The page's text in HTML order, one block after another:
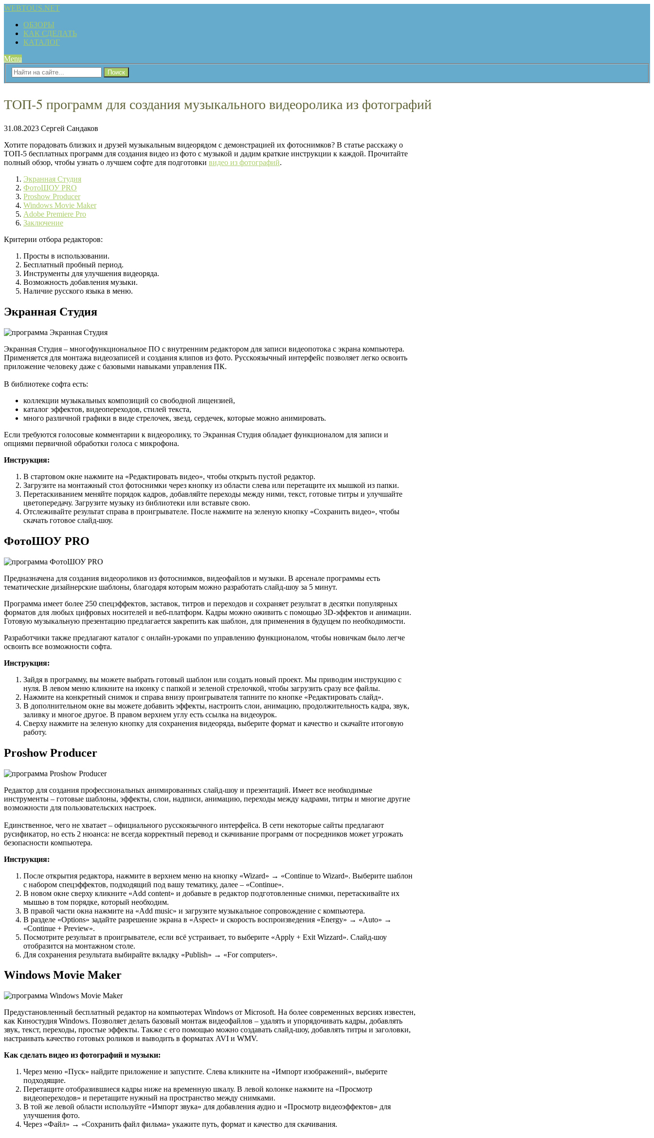
WEBTOUS.NET
ОБЗОРЫ
КАК СДЕЛАТЬ
КАТАЛОГ
Menu
ТОП-5 программ для создания музыкального видеоролика из фотографий
31.08.2023 Сергей Сандаков
Хотите порадовать близких и друзей музыкальным видеорядом с демонстрацией их фотоснимков? В статье расскажу о
ТОП-5 бесплатных программ для создания видео из фото с музыкой и дадим краткие инструкции к каждой. Прочитайте
полный обзор, чтобы узнать о лучшем софте для подготовки видео из фотографий.
Экранная Студия
ФотоШОУ PRO
Proshow Producer
Windows Movie Maker
Adobe Premiere Pro
Заключение
Критерии отбора редакторов:
Просты в использовании.
Бесплатный пробный период.
Инструменты для улучшения видеоряда.
Возможность добавления музыки.
Наличие русского языка в меню.
Экранная Студия
Экранная Студия – многофункциональное ПО с внутренним редактором для записи видеопотока с экрана компьютера.
Применяется для монтажа видеозаписей и создания клипов из фото. Русскоязычный интерфейс позволяет легко освоить
приложение человеку даже с базовыми навыками управления ПК.
В библиотеке софта есть:
коллекции музыкальных композиций со свободной лицензией,
каталог эффектов, видеопереходов, стилей текста,
много различной графики в виде стрелочек, звезд, сердечек, которые можно анимировать.
Если требуются голосовые комментарии к видеоролику, то Экранная Студия обладает функционалом для записи и
опциями первичной обработки голоса с микрофона.
Инструкция:
В стартовом окне нажмите на «Редактировать видео», чтобы открыть пустой редактор.
Загрузите на монтажный стол фотоснимки через кнопку из области слева или перетащите их мышкой из папки.
Перетаскиванием меняйте порядок кадров, добавляйте переходы между ними, текст, готовые титры и улучшайте
цветопередачу. Загрузите музыку из библиотеки или вставьте свою.
Отслеживайте результат справа в проигрывателе. После нажмите на зеленую кнопку «Сохранить видео», чтобы
скачать готовое слайд-шоу.
ФотоШОУ PRO
Предназначена для создания видеороликов из фотоснимков, видеофайлов и музыки. В арсенале программы есть
тематические дизайнерские шаблоны, благодаря которым можно разработать слайд-шоу за 5 минут.
Программа имеет более 250 спецэффектов, заставок, титров и переходов и сохраняет результат в десятки популярных
форматов для любых цифровых носителей и веб-платформ. Кадры можно оживить с помощью 3D-эффектов и анимации.
Готовую музыкальную презентацию предлагается закрепить как шаблон, для применения в будущем по необходимости.
Разработчики также предлагают каталог с онлайн-уроками по управлению функционалом, чтобы новичкам было легче
освоить все возможности софта.
Инструкция:
Зайдя в программу, вы можете выбрать готовый шаблон или создать новый проект. Мы приводим инструкцию с
нуля. В левом меню кликните на иконку с папкой и зеленой стрелочкой, чтобы загрузить сразу все файлы.
Нажмите на конкретный снимок и справа внизу проигрывателя тапните по кнопке «Редактировать слайд».
В дополнительном окне вы можете добавить эффекты, настроить слои, анимацию, продолжительность кадра, звук,
заливку и многое другое. В правом верхнем углу есть ссылка на видеоурок.
Сверху нажмите на зеленую кнопку для сохранения видеоряда, выберите формат и качество и скачайте итоговую
работу.
Proshow Producer
Редактор для создания профессиональных анимированных слайд-шоу и презентаций. Имеет все необходимые
инструменты – готовые шаблоны, эффекты, слои, надписи, анимацию, переходы между кадрами, титры и многие другие
возможности для пользовательских настроек.
Единственное, чего не хватает – официального русскоязычного интерфейса. В сети некоторые сайты предлагают
русификатор, но есть 2 нюанса: не всегда корректный перевод и скачивание программ от посредников может угрожать
безопасности компьютера.
Инструкция:
После открытия редактора, нажмите в верхнем меню на кнопку «Wizard» → «Continue to Wizard». Выберите шаблон
с набором спецэффектов, подходящий под вашу тематику, далее – «Continue».
В новом окне сверху кликните «Add content» и добавьте в редактор подготовленные снимки, перетаскивайте их
мышью в том порядке, который необходим.
В правой части окна нажмите на «Add music» и загрузите музыкальное сопровождение с компьютера.
В разделе «Options» задайте разрешение экрана в «Aspect» и скорость воспроизведения «Energy» → «Auto» →
«Continue + Preview».
Посмотрите результат в проигрывателе, если всё устраивает, то выберите «Apply + Exit Wizzard». Слайд-шоу
отобразится на монтажном столе.
Для сохранения результата выбирайте вкладку «Publish» → «For computers».
Windows Movie Maker
Предустановленный бесплатный редактор на компьютерах Windows от Microsoft. На более современных версиях известен,
как Киностудия Windows. Позволяет делать базовый монтаж видеофайлов – удалять и упорядочивать кадры, добавлять
звук, текст, переходы, простые эффекты. Также с его помощью можно создавать слайд-шоу, добавлять титры и заголовки,
настраивать качество готовых роликов и выводить в форматах AVI и WMV.
Как сделать видео из фотографий и музыки:
Через меню «Пуск» найдите приложение и запустите. Слева кликните на «Импорт изображений», выберите
подходящие.
Перетащите отобразившиеся кадры ниже на временную шкалу. В левой колонке нажмите на «Просмотр
видеопереходов» и перетащите нужный на пространство между снимками.
В той же левой области используйте «Импорт звука» для добавления аудио и «Просмотр видеоэффектов» для
улучшения фото.
Через «Файл» → «Сохранить файл фильма» укажите путь, формат и качество для скачивания.